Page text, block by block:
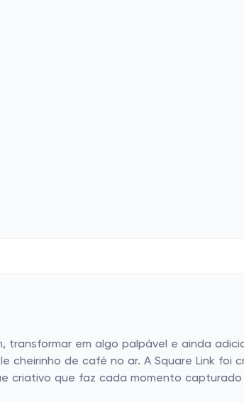
transformar em algo palpável e ainda
cheirinho de café no ar. A Square Link foi
criativo que faz cada momento capturado